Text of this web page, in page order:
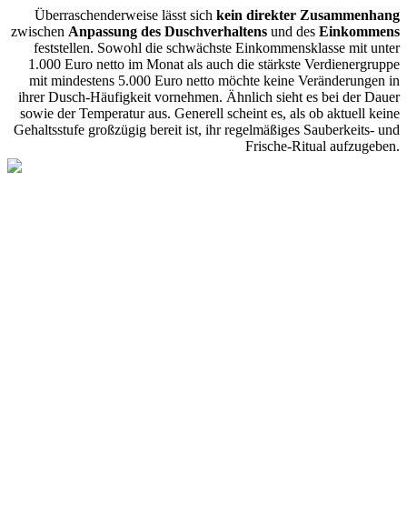
Überraschenderweise lässt sich kein direkter Zusammenhang
zwischen Anpassung des Duschverhaltens und des Einkommens
feststellen. Sowohl die schwächste Einkommensklasse mit unter
1.000 Euro netto im Monat als auch die stärkste Verdienergruppe
mit mindestens 5.000 Euro netto möchte keine Veränderungen in
ihrer Dusch-Häufigkeit vornehmen. Ähnlich sieht es bei der Dauer
sowie der Temperatur aus. Generell scheint es, als ob aktuell keine
Gehaltsstufe großzügig bereit ist, ihr regelmäßiges Sauberkeits- und
Frische-Ritual aufzugeben.